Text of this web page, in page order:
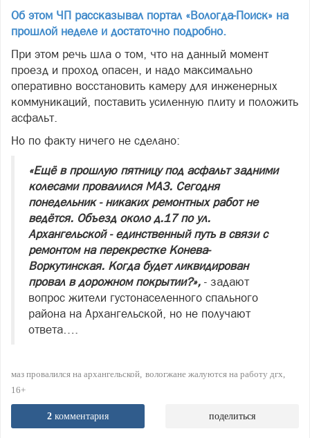
Об этом ЧП рассказывал портал «Вологда-Поиск» на
прошлой неделе и достаточно подробно.
При этом речь шла о том, что на данный момент
проезд и проход опасен, и надо максимально
оперативно восстановить камеру для инженерных
коммуникаций, поставить усиленную плиту и положить
асфальт.
Но по факту ничего не сделано:
«Ещё в прошлую пятницу под асфальт задними
колесами провалился МАЗ. Сегодня
понедельник - никаких ремонтных работ не
ведётся. Объезд около д.17 по ул.
Архангельской - единственный путь в связи с
ремонтом на перекрестке Конева-
Воркутинская. Когда будет ликвидирован
провал в дорожном покрытии?», - задают
вопрос жители густонаселенного спального
района на Архангельской, но не получают
ответа….
маз провалился на архангельской вологжане жалуются на работу дгх
16+
2 комментария поделиться